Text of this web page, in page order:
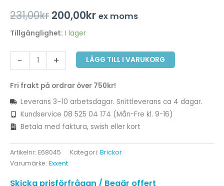
231,00kr
231,00kr.
200,00kr
200,00kr.
ex moms
Tillgänglighet: I lager
- + LÄGG TILL I VARUKORG
Fri frakt på ordrar över 750kr!
Leverans 3–10 arbetsdagar. Snittleverans ca 4 dagar.
Kundservice 08 525 04 174 (Mån-Fre kl. 9-16)
Betala med faktura, swish eller kort
Artikelnr: E68045 Kategori: Brickor
Varumärke: Exxent
Skicka prisförfrågan / Begär offert